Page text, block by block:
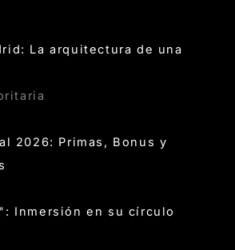
La arquitectura de una
2026: Primas, Bonus y
Inmersión en su círculo